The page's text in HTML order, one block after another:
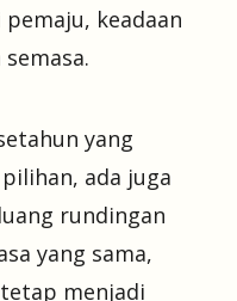
keadaan
yang
ada juga
rundingan
yang sama,
menjadi